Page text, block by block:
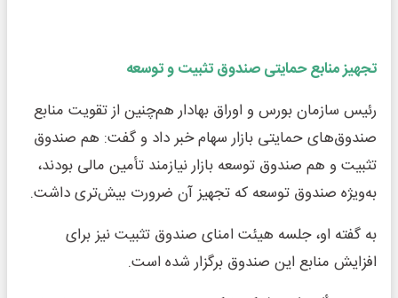
تجهیز منابع حمایتی صندوق تثبیت و توسعه
رئیس سازمان بورس و اوراق بهادار هم‌چنین از تقویت منابع
صندوق‌های حمایتی بازار سهام خبر داد و گفت: هم صندوق
تثبیت و هم صندوق توسعه بازار نیازمند تأمین مالی بودند،
به‌ویژه صندوق توسعه که تجهیز آن ضرورت بیش‌تری داشت.
به گفته او، جلسه هیئت امنای صندوق تثبیت نیز برای
افزایش منابع این صندوق برگزار شده است.